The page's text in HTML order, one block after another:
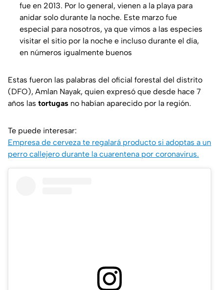
fue en 2013. Por lo general, vienen a la playa para
anidar solo durante la noche. Este marzo fue
especial para nosotros, ya que vimos a las especies
visitar el sitio por la noche e incluso durante el día,
en números igualmente buenos
Estas fueron las palabras del oficial forestal del distrito
(DFO), Amlan Nayak, quien expresó que desde hace 7
años las tortugas no habían aparecido por la región.
Te puede interesar:
Empresa de cerveza te regalará producto si adoptas a un
perro callejero durante la cuarentena por coronavirus.